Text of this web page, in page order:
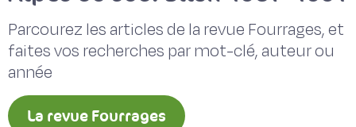
Parcourez les articles de la revue Fourrages, et
faites vos recherches par mot-clé, auteur ou
année
La revue Fourrages